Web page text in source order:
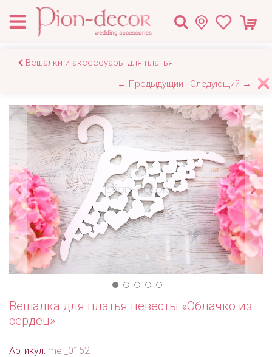
Вешалки и аксессуары для платья
← Предыдущий
Следующий →
Вешалка для платья невесты «Облачко из
сердец»
Артикул: mel_0152